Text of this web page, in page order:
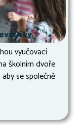
vyučovací
školním dvoře
se společně